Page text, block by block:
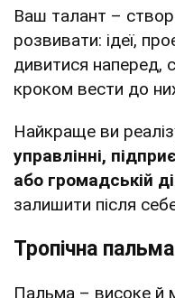
Ваш талант –
розвивати: ідеї,
дивитися наперед,
кроком вести до
Найкраще ви
управлінні,
або громадській
залишити після
Тропічна пальма
Пальма – високе й